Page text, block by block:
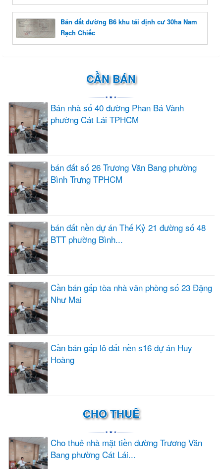
Bán đất đường B6 khu tái định cư 30ha Nam
Rạch Chiếc
CẦN BÁN
Bán nhà số 40 đường Phan Bá Vành
phường Cát Lái TPHCM
bán đất số 26 Trương Văn Bang phường
Bình Trưng TPHCM
bán đất nền dự án Thế Kỷ 21 đường số 48
BTT phường Bình...
Cần bán gấp tòa nhà văn phòng số 23 Đặng
Như Mai
Cần bán gấp lô đất nền s16 dự án Huy
Hoàng
CHO THUÊ
Cho thuê nhà mặt tiền đường Trương Văn
Bang phường Cát Lái...